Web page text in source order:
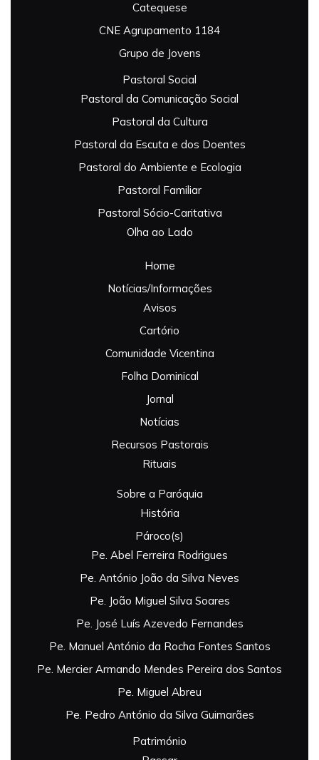
Catequese
CNE Agrupamento 1184
Grupo de Jovens
Pastoral Social
Pastoral da Comunicação Social
Pastoral da Cultura
Pastoral da Escuta e dos Doentes
Pastoral do Ambiente e Ecologia
Pastoral Familiar
Pastoral Sócio-Caritativa
Olha ao Lado
Home
Notícias/Informações
Avisos
Cartório
Comunidade Vicentina
Folha Dominical
Jornal
Notícias
Recursos Pastorais
Rituais
Sobre a Paróquia
História
Pároco(s)
Pe. Abel Ferreira Rodrigues
Pe. António João da Silva Neves
Pe. João Miguel Silva Soares
Pe. José Luís Azevedo Fernandes
Pe. Manuel António da Rocha Fontes Santos
Pe. Mercier Armando Mendes Pereira dos Santos
Pe. Miguel Abreu
Pe. Pedro António da Silva Guimarães
Património